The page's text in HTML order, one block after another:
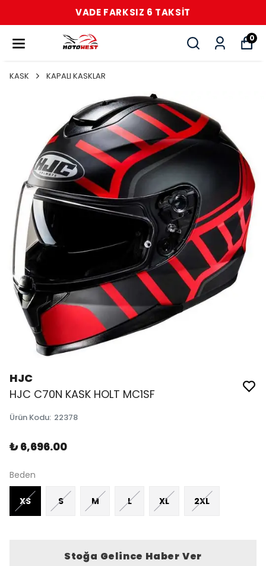
VADE FARKSIZ 6 TAKSİT
0
KASK KAPALI KASKLAR
HJC
HJC C70N KASK HOLT MC1SF
Ürün Kodu: 22378
₺ 6,696.00
Beden
XS S M L XL 2XL
Stoğa Gelince Haber Ver